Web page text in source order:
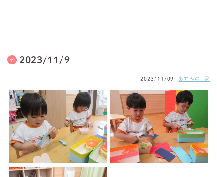
2023/11/9
2023/11/09 あすみの日常